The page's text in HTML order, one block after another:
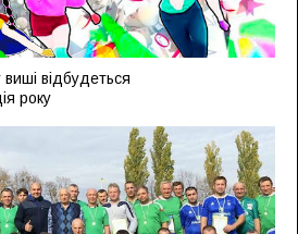
виші відбудеться
року